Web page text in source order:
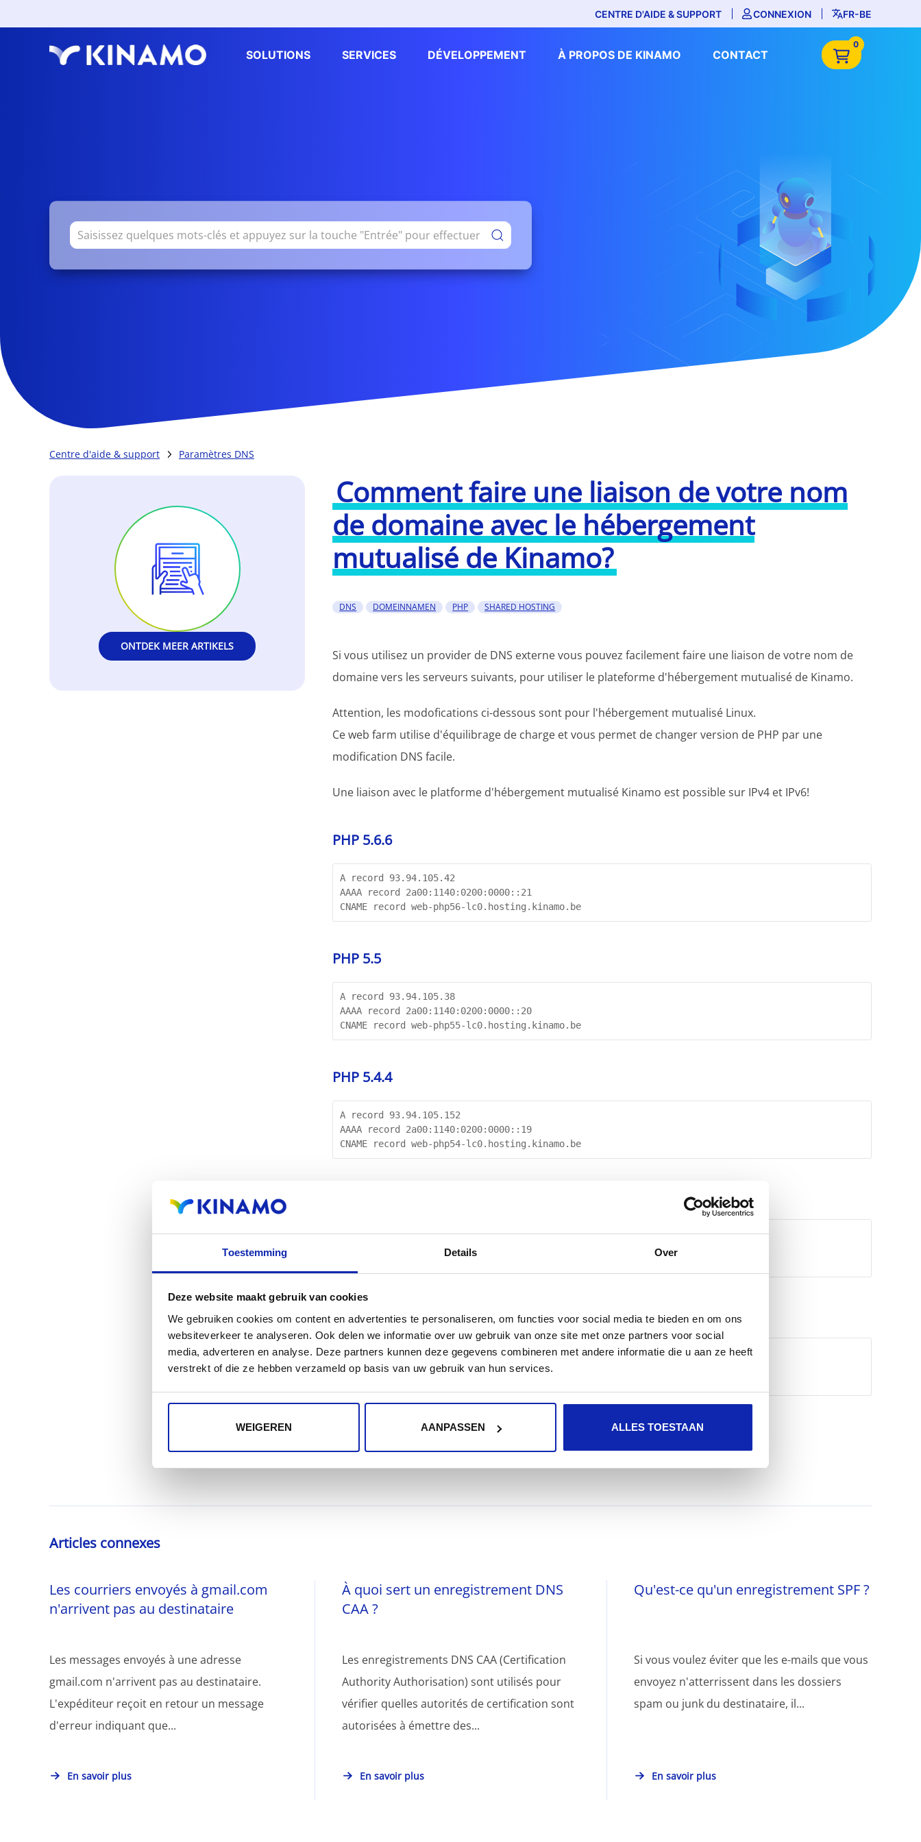
Toestemming Details Over
Deze website maakt gebruik van cookies
We gebruiken cookies om content en advertenties te personaliseren, om functies voor social media te bieden en om ons
websiteverkeer te analyseren. Ook delen we informatie over uw gebruik van onze site met onze partners voor social
media, adverteren en analyse. Deze partners kunnen deze gegevens combineren met andere informatie die u aan ze heeft
verstrekt of die ze hebben verzameld op basis van uw gebruik van hun services.
WEIGEREN AANPASSEN ALLES TOESTAAN
CENTRE D'AIDE & SUPPORT CONNEXION FR-BE
SOLUTIONS SERVICES DÉVELOPPEMENT À PROPOS DE KINAMO CONTACT
0
Centre d'aide & support Paramètres DNS
ONTDEK MEER ARTIKELS
Comment faire une liaison de votre nom
de domaine avec le hébergement
mutualisé de Kinamo?
DNS DOMEINNAMEN PHP SHARED HOSTING
Si vous utilisez un provider de DNS externe vous pouvez facilement faire une liaison de votre nom de
domaine vers les serveurs suivants, pour utiliser le plateforme d'hébergement mutualisé de Kinamo.
Attention, les modofications ci-dessous sont pour l'hébergement mutualisé Linux.
Ce web farm utilise d'équilibrage de charge et vous permet de changer version de PHP par une
modification DNS facile.
Une liaison avec le platforme d'hébergement mutualisé Kinamo est possible sur IPv4 et IPv6!
PHP 5.6.6
A record 93.94.105.42
AAAA record 2a00:1140:0200:0000::21
CNAME record web-php56-lc0.hosting.kinamo.be
PHP 5.5
A record 93.94.105.38
AAAA record 2a00:1140:0200:0000::20
CNAME record web-php55-lc0.hosting.kinamo.be
PHP 5.4.4
A record 93.94.105.152
AAAA record 2a00:1140:0200:0000::19
CNAME record web-php54-lc0.hosting.kinamo.be
A record 93.94.105.153
AAAA record 2a00:1140:0200:0000::12
PHP 5.2.10
A record 93.94.105.102
AAAA record 2a00:1140:0200:0000::10
Articles connexes
Les courriers envoyés à gmail.com
n'arrivent pas au destinataire
Les messages envoyés à une adresse
gmail.com n'arrivent pas au destinataire.
L'expéditeur reçoit en retour un message
d'erreur indiquant que...
En savoir plus
À quoi sert un enregistrement DNS
CAA ?
Les enregistrements DNS CAA (Certification
Authority Authorisation) sont utilisés pour
vérifier quelles autorités de certification sont
autorisées à émettre des...
En savoir plus
Qu'est-ce qu'un enregistrement SPF ?
Si vous voulez éviter que les e-mails que vous
envoyez n'atterrissent dans les dossiers
spam ou junk du destinataire, il...
En savoir plus